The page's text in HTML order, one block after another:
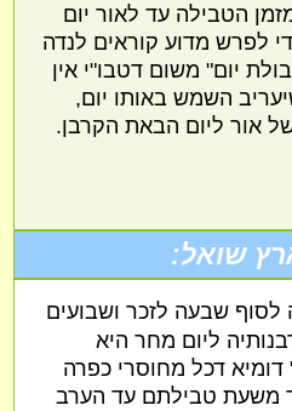
הטבילה עד לאור יום
לפרש מדוע קוראים לנדה
יום" משום דטבו"י אין
השמש באותו יום,
אור ליום הבאת הקרבן.
שואל:
שבעה לזכר ושבועים
ליום מחר היא
דכל מחוסרי כפרה
משעת טבילתם עד הערב